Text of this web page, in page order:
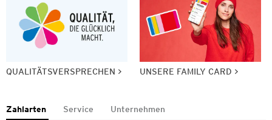
QUALITÄTSVERSPRECHEN UNSERE FAMILY CARD
Zahlarten Service Unternehmen